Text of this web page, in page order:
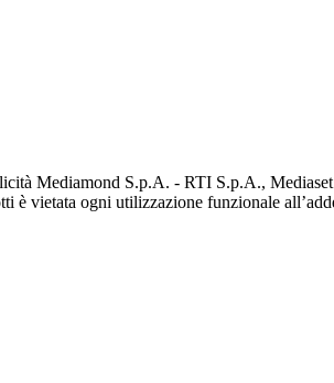
Mediamond S.p.A. - RTI S.p.A., Mediaset
è vietata ogni utilizzazione funzionale